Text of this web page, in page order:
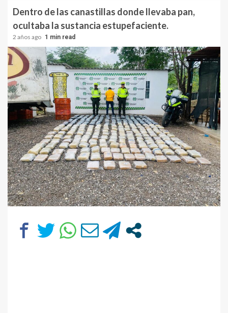
Dentro de las canastillas donde llevaba pan,
ocultaba la sustancia estupefaciente.
2 años ago 1 min read